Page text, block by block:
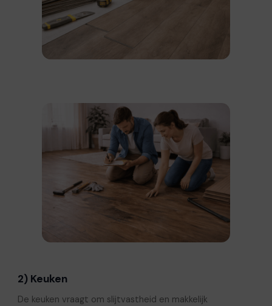
2) Keuken
De keuken vraagt om slijtvastheid en makkelijk